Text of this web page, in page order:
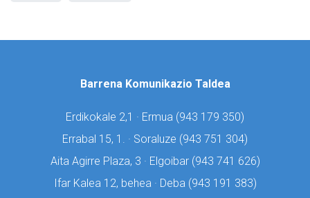
Barrena Komunikazio Taldea
Erdikokale 2,1 · Ermua (943 179 350)
Errabal 15, 1. · Soraluze (943 751 304)
Aita Agirre Plaza, 3 · Elgoibar (943 741 626)
Ifar Kalea 12, behea · Deba (943 191 383)